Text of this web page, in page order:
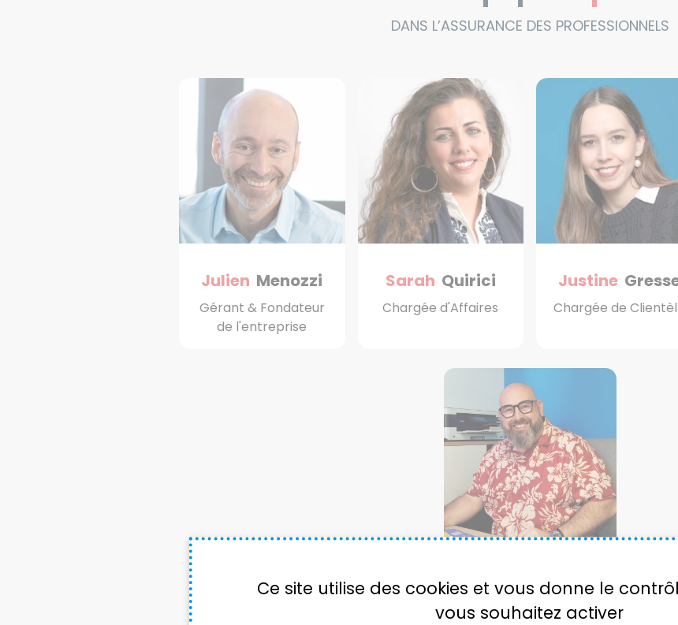
DANS L’ASSURANCE DES PROFESSIONNELS
Julien Menozzi
Gérant & Fondateur
de l'entreprise
Sarah Quirici
Chargée d'Affaires
Justine
Chargée de
Alexandre Savalli
Chargée de Clientèle
Ce site utilise des cookies et vous donne le
vous souhaitez activer